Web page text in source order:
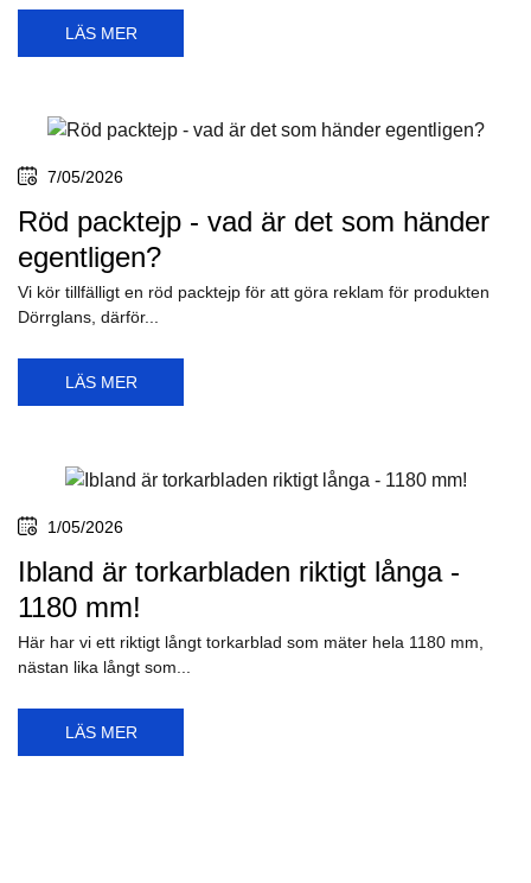
LÄS MER
7/05/2026
Röd packtejp - vad är det som händer
egentligen?
Vi kör tillfälligt en röd packtejp för att göra reklam för produkten
Dörrglans, därför...
LÄS MER
1/05/2026
Ibland är torkarbladen riktigt långa -
1180 mm!
Här har vi ett riktigt långt torkarblad som mäter hela 1180 mm,
nästan lika långt som...
LÄS MER